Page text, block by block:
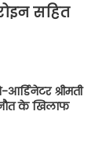
सहित
आर्डिनेटर श्रीमती
के खिलाफ